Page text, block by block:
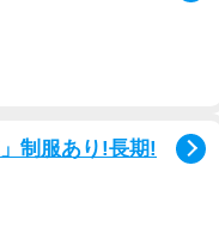
像提供：アイリス シベリアン
が注目を集めています。
キーさん
笑うw」とのコメントと
アイリス」ちゃん（取
制服あり!長期!